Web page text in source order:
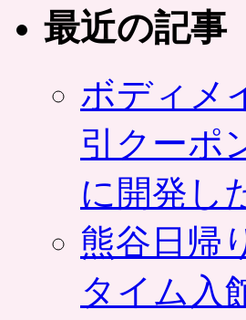
最近の記事
ボディメ
引クーポ
に開発し
熊谷日帰
タイム入